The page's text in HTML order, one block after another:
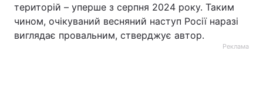
територій – уперше з серпня 2024 року. Таким
чином, очікуваний весняний наступ Росії наразі
виглядає провальним, стверджує автор.
Реклама